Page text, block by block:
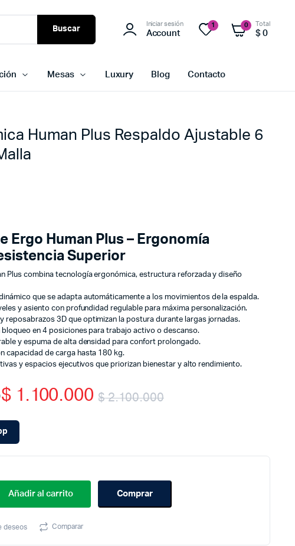
Buscar
Iniciar sesión
Account
1 0 Total
$ 0
Mesas Luxury Blog Contacto
Human Plus Respaldo Ajustable 6
Ergo Human Plus – Ergonomía
Superior
Plus combina tecnología ergonómica, estructura reforzada y diseño
que se adapta automáticamente a los movimientos de la espalda.
y asiento con profundidad regulable para máxima personalización.
reposabrazos 3D que optimizan la postura durante largas jornadas.
en 4 posiciones para trabajo activo o descanso.
y espuma de alta densidad para confort prolongado.
capacidad de carga hasta 180 kg.
y espacios ejecutivos que priorizan bienestar y alto rendimiento.
$2.100.000
$ 2.100.000.
$1.100.000
$ 1.100.000.
Añadir al carrito Comprar
deseos Comparar